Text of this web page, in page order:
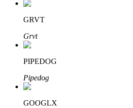
Afiliados de Bitrue
¡Hasta un 65% de comisiones!
GRVT
Grvt
PIPEDOG
Pipedog
GOOGLX